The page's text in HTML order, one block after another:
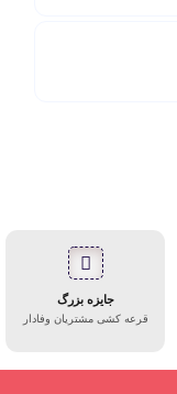
جایزه بزرگ
قرعه کشی مشتریان وفادار